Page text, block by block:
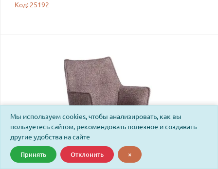
Код: 25192
Мы используем cookies, чтобы анализировать, как вы
пользуетесь сайтом, рекомендовать полезное и создавать
другие удобства на сайте
Принять Отклонить ×